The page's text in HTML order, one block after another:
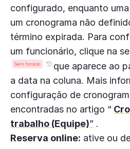
configurado, enquanto
um cronograma não
término expirada. Para
um funcionário, clique na
que aparece ao
a data na coluna. Mais
configuração de
encontradas no artigo “
trabalho (Equipe)” .
Reserva online: ative ou